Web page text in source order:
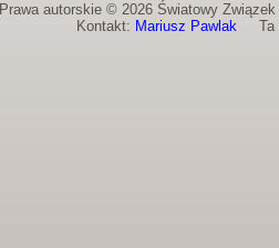
Prawa autorskie © 2026 Światowy
Kontakt: Mariusz PawlakTa